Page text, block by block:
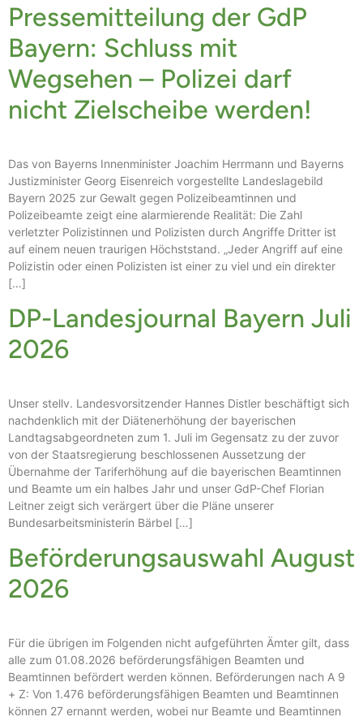
Pressemitteilung der GdP
Bayern: Schluss mit
Wegsehen – Polizei darf
nicht Zielscheibe werden!
Das von Bayerns Innenminister Joachim Herrmann und Bayerns
Justizminister Georg Eisenreich vorgestellte Landeslagebild
Bayern 2025 zur Gewalt gegen Polizeibeamtinnen und
Polizeibeamte zeigt eine alarmierende Realität: Die Zahl
verletzter Polizistinnen und Polizisten durch Angriffe Dritter ist
auf einem neuen traurigen Höchststand. „Jeder Angriff auf eine
Polizistin oder einen Polizisten ist einer zu viel und ein direkter
[…]
DP-Landesjournal Bayern Juli
2026
Unser stellv. Landesvorsitzender Hannes Distler beschäftigt sich
nachdenklich mit der Diätenerhöhung der bayerischen
Landtagsabgeordneten zum 1. Juli im Gegensatz zu der zuvor
von der Staatsregierung beschlossenen Aussetzung der
Übernahme der Tariferhöhung auf die bayerischen Beamtinnen
und Beamte um ein halbes Jahr und unser GdP-Chef Florian
Leitner zeigt sich verärgert über die Pläne unserer
Bundesarbeitsministerin Bärbel […]
Beförderungsauswahl August
2026
Für die übrigen im Folgenden nicht aufgeführten Ämter gilt, dass
alle zum 01.08.2026 beförderungsfähigen Beamten und
Beamtinnen befördert werden können. Beförderungen nach A 9
+ Z: Von 1.476 beförderungsfähigen Beamten und Beamtinnen
können 27 ernannt werden, wobei nur Beamte und Beamtinnen